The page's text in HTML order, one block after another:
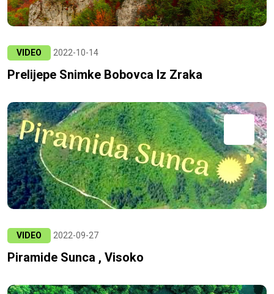
VIDEO 2022-10-14
Prelijepe Snimke Bobovca Iz Zraka
VIDEO 2022-09-27
Piramide Sunca , Visoko